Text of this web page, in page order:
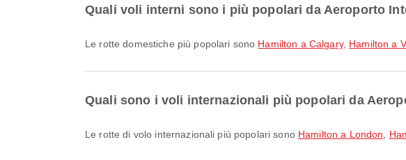
Quali voli interni sono i più popolari da Aeroporto
Le rotte domestiche più popolari sono Hamilton a Calgary, Hamilton a
Quali sono i voli internazionali più popolari da
Le rotte di volo internazionali più popolari sono Hamilton a London